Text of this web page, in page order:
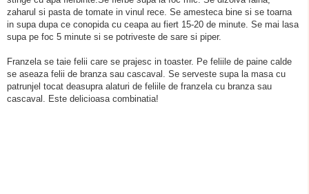
zaharul si pasta de tomate in vinul rece. Se amesteca bine si se toarna
in supa dupa ce conopida cu ceapa au fiert 15-20 de minute. Se mai lasa
supa pe foc 5 minute si se potriveste de sare si piper.
Franzela se taie felii care se prajesc in toaster. Pe feliile de paine calde
se aseaza felii de branza sau cascaval. Se serveste supa la masa cu
patrunjel tocat deasupra alaturi de feliile de franzela cu branza sau
cascaval. Este delicioasa combinatia!